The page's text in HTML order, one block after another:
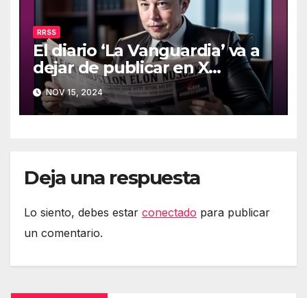
RRSS
El diario ‘La Vanguardia’ va a
dejar de publicar en X
(Twitter)
NOV 15, 2024
Deja una respuesta
Lo siento, debes estar conectado para publicar
un comentario.